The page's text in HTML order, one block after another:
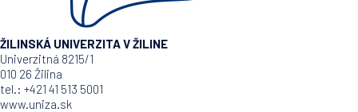
ŽILINSKÁ UNIVERZITA V ŽILINE
Univerzitná 8215/1
010 26 Žilina
tel.: +421 41 513 5001
www.uniza.sk